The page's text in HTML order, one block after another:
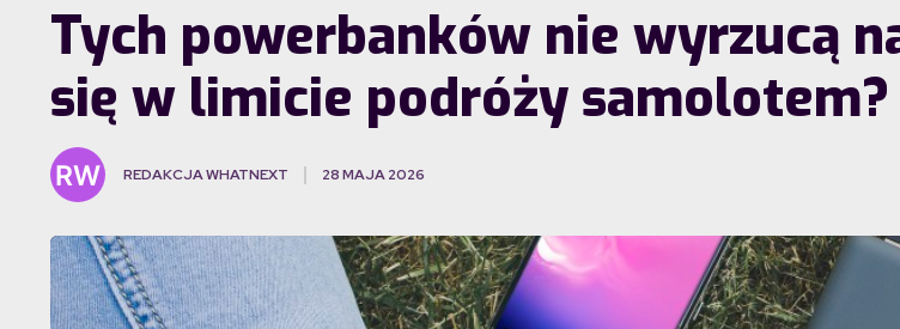
Tych powerbanków nie wyrzucą
się w limicie podróży samolotem?
REDAKCJA WHATNEXT 28 MAJA 2026